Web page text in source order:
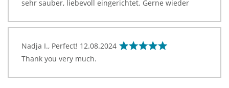
sehr sauber, liebevoll eingerichtet. Gerne wieder
Nadja I., Perfect! 12.08.2024
Thank you very much.